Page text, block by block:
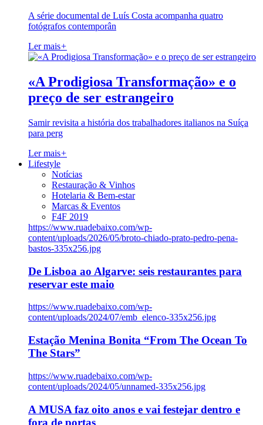
A série documental de Luís Costa acompanha quatro
fotógrafos contemporân
Ler mais+
«A Prodigiosa Transformação» e o
preço de ser estrangeiro
Samir revisita a história dos trabalhadores italianos na Suíça
para perg
Ler mais+
Lifestyle
Notícias
Restauração & Vinhos
Hotelaria & Bem-estar
Marcas & Eventos
F4F 2019
https://www.ruadebaixo.com/wp-
content/uploads/2026/05/broto-chiado-prato-pedro-pena-
bastos-335x256.jpg
De Lisboa ao Algarve: seis restaurantes para
reservar este maio
https://www.ruadebaixo.com/wp-
content/uploads/2024/07/emb_elenco-335x256.jpg
Estação Menina Bonita “From The Ocean To
The Stars”
https://www.ruadebaixo.com/wp-
content/uploads/2024/05/unnamed-335x256.jpg
A MUSA faz oito anos e vai festejar dentro e
fora de portas